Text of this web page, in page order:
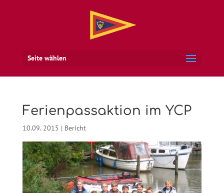
Seite wählen
Ferienpassaktion im YCP
10.09. 2015 | Bericht